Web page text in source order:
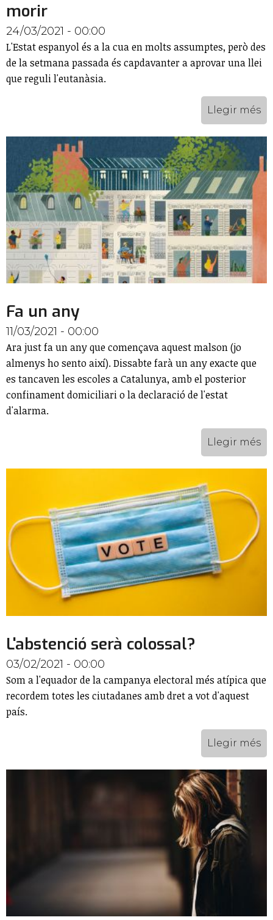
morir
24/03/2021 - 00:00
L'Estat espanyol és a la cua en molts assumptes, però des
de la setmana passada és capdavanter a aprovar una llei
que reguli l'eutanàsia.
Llegir més
Fa un any
11/03/2021 - 00:00
Ara just fa un any que començava aquest malson (jo
almenys ho sento així). Dissabte farà un any exacte que
es tancaven les escoles a Catalunya, amb el posterior
confinament domiciliari o la declaració de l'estat
d'alarma.
Llegir més
L'abstenció serà colossal?
03/02/2021 - 00:00
Som a l'equador de la campanya electoral més atípica que
recordem totes les ciutadanes amb dret a vot d'aquest
país.
Llegir més